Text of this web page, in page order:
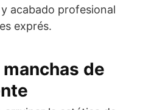
acabado profesional
exprés.
de